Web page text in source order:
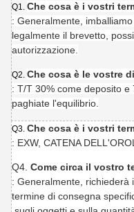
Q1. Che cosa è i vostri
: Generalmente,
legalmente il brevetto,
autorizzazione.
Q2. Che cosa è le vostre
: T/T 30% come deposito
paghiate l'equilibrio.
Q3. Che cosa è i vostri
: EXW, CATENA
Q4. Come circa il vostro
: Generalmente, richiederà
termine di consegna